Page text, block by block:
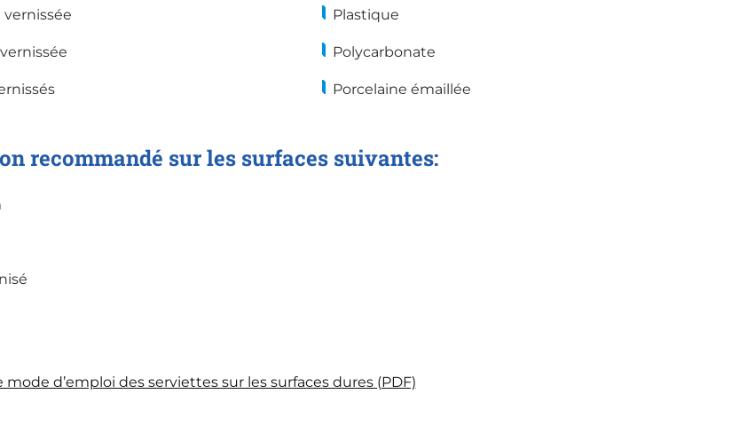
Plastique
Polycarbonate
Porcelaine émaillée
recommandé sur les surfaces suivantes:
mode d’emploi des serviettes sur les surfaces dures (PDF)